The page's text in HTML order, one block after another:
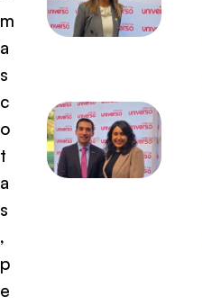
m
a
s
c
o
t
a
s
,
p
e